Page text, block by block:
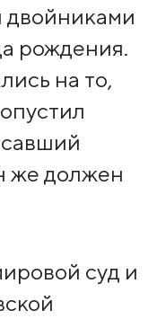
двойниками
рождения.
на то,
же должен
суд и